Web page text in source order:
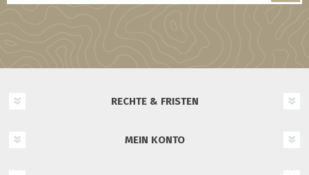
RECHTE & FRISTEN
MEIN KONTO